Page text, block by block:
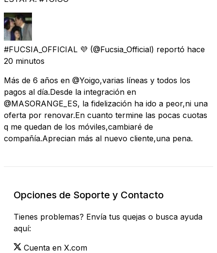
#FUCSIA_OFFICIAL 💜 (@Fucsia_Official) reportó hace
20 minutos
Más de 6 años en @Yoigo,varias líneas y todos los
pagos al día.Desde la integración en
@MASORANGE_ES, la fidelización ha ido a peor,ni una
oferta por renovar.En cuanto termine las pocas cuotas
q me quedan de los móviles,cambiaré de
compañía.Aprecian más al nuevo cliente,una pena.
Opciones de Soporte y Contacto
Tienes problemas? Envía tus quejas o busca ayuda
aquí:
Cuenta en X.com